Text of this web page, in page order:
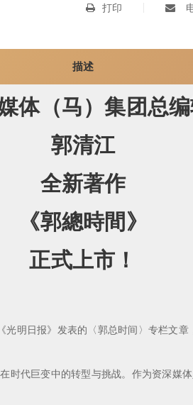
打印
描述
体（马）集团总
郭清江
全新著作
《郭總時間》
正式上市！
明日报》发表的〈郭总时间〉专栏文
代巨变中的转型与挑战。作为资深媒